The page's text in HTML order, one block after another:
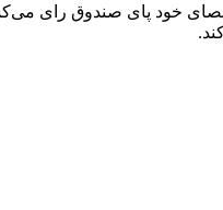
رای، نشانه اتحاد و ایستادگی ایرانیان است. حضوری که